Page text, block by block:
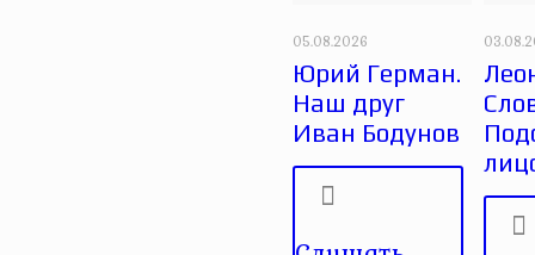
05.08.2026
Юрий Герман.
Наш друг
Иван Бодунов